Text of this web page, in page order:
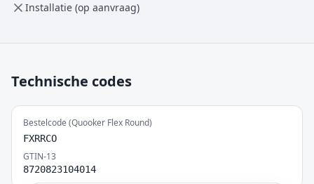
Installatie (op aanvraag)
Technische codes
Bestelcode (Quooker Flex Round)
FXRRCO
GTIN-13
8720823104014